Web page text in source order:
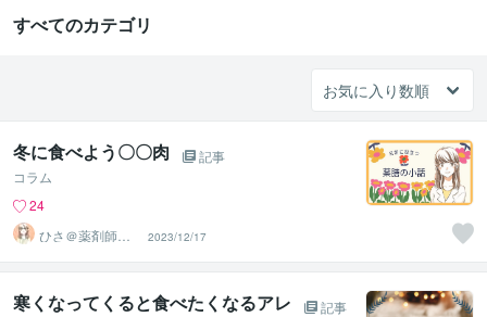
すべてのカテゴリ
冬に食べよう〇〇肉
記事
コラム
24
ひさ＠薬剤師＆
国際薬膳師
2023/12/17
寒くなってくると食べたくなるアレ
記事